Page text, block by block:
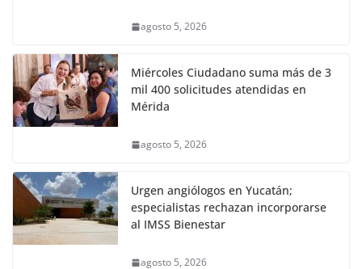
agosto 5, 2026
Miércoles Ciudadano suma más de 3
mil 400 solicitudes atendidas en
Mérida
agosto 5, 2026
Urgen angiólogos en Yucatán;
especialistas rechazan incorporarse
al IMSS Bienestar
agosto 5, 2026